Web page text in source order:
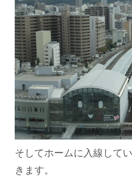
そしてホームに入線して
きます。